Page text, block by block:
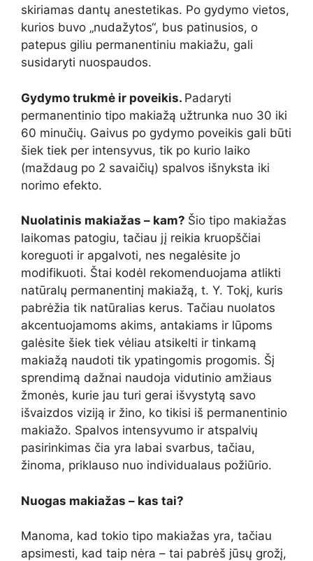
skiriamas dantų anestetikas. Po gydymo vietos,
kurios buvo „nudažytos“, bus patinusios, o
patepus giliu permanentiniu makiažu, gali
susidaryti nuospaudos.
Gydymo trukmė ir poveikis. Padaryti
permanentinio tipo makiažą užtrunka nuo 30 iki
60 minučių. Gaivus po gydymo poveikis gali būti
šiek tiek per intensyvus, tik po kurio laiko
(maždaug po 2 savaičių) spalvos išnyksta iki
norimo efekto.
Nuolatinis makiažas – kam? Šio tipo makiažas
laikomas patogiu, tačiau jį reikia kruopščiai
koreguoti ir apgalvoti, nes negalėsite jo
modifikuoti. Štai kodėl rekomenduojama atlikti
natūralų permanentinį makiažą, t. Y. Tokį, kuris
pabrėžia tik natūralias kerus. Tačiau nuolatos
akcentuojamoms akims, antakiams ir lūpoms
galėsite šiek tiek vėliau atsikelti ir tinkamą
makiažą naudoti tik ypatingomis progomis. Šį
sprendimą dažnai naudoja vidutinio amžiaus
žmonės, kurie jau turi gerai išvystytą savo
išvaizdos viziją ir žino, ko tikisi iš permanentinio
makiažo. Spalvos intensyvumo ir atspalvių
pasirinkimas čia yra labai svarbus, tačiau,
žinoma, priklauso nuo individualaus požiūrio.
Nuogas makiažas – kas tai?
Manoma, kad tokio tipo makiažas yra, tačiau
apsimesti, kad taip nėra – tai pabrėš jūsų grožį,